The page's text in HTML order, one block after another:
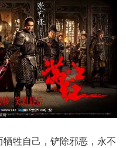
牲自己，铲除邪恶，永不